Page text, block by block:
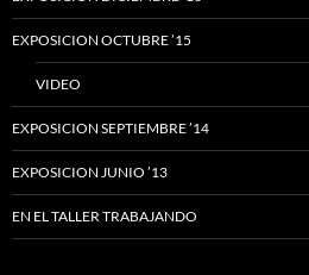
EXPOSICION OCTUBRE ’15
VIDEO
EXPOSICION SEPTIEMBRE ’14
EXPOSICION JUNIO ’13
EN EL TALLER TRABAJANDO